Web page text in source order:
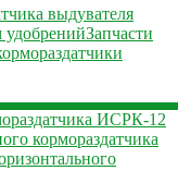
выдувателя
удобренийЗапчасти
ИСРК-12
кормораздатчика